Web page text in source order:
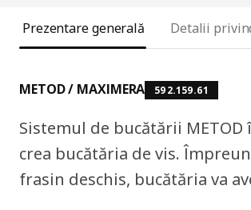
Prezentare generală Detalii
METOD / MAXIMERA 592.159.61
Sistemul de bucătării
crea bucătăria de vis.
frasin deschis, bucătăria va